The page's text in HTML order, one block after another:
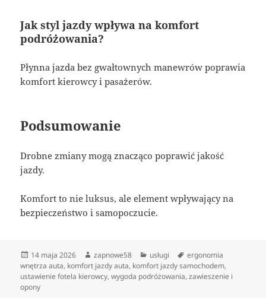
Jak styl jazdy wpływa na komfort
podróżowania?
Płynna jazda bez gwałtownych manewrów poprawia
komfort kierowcy i pasażerów.
Podsumowanie
Drobne zmiany mogą znacząco poprawić jakość
jazdy.
Komfort to nie luksus, ale element wpływający na
bezpieczeństwo i samopoczucie.
Data
publikacji
14 maja 2026 Autor
zapnowe58 Kategorie
usługi Tagi
ergonomia
wnętrza auta, komfort jazdy auta, komfort jazdy samochodem,
ustawienie fotela kierowcy,wygoda podróżowania,zawieszenie i
opony